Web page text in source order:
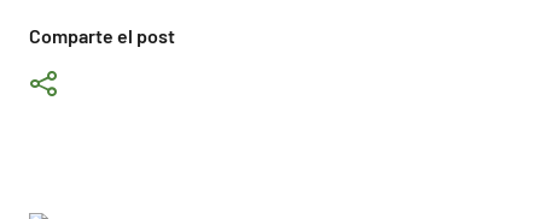
Comparte el post